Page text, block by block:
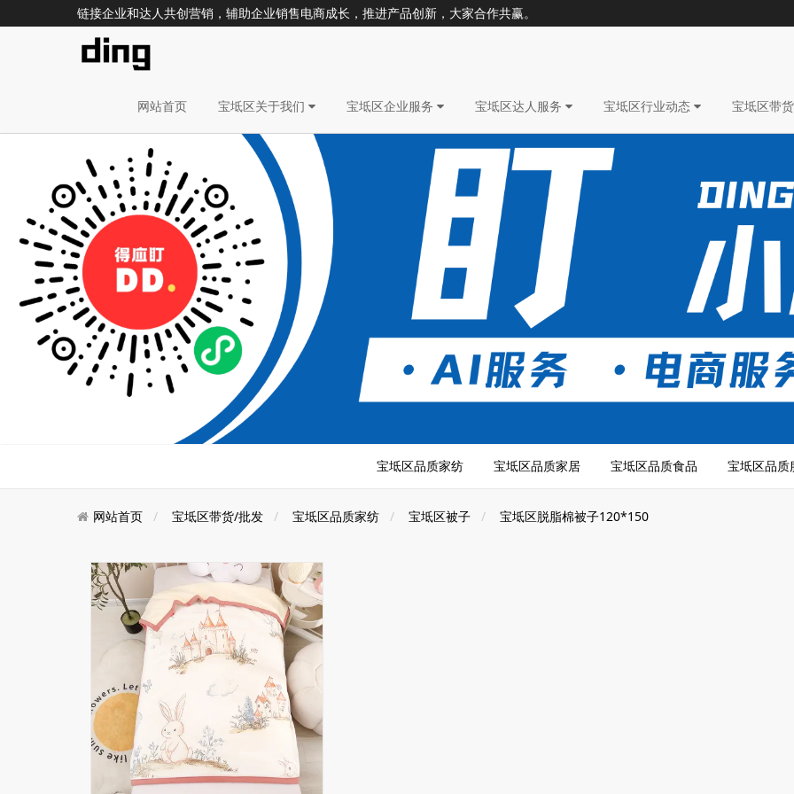
链接企业和达人共创营销，辅助企业销售电商成长，推进产品创新，大家合作共赢。
网站首页 宝坻区关于我们 宝坻区企业服务 宝坻区达人服务 宝坻区行业动态 宝坻区带
宝坻区品质家纺 宝坻区品质家居 宝坻区品质食品 宝坻区品质
网站首页 宝坻区带货/批发 宝坻区品质家纺 宝坻区被子 宝坻区脱脂棉被子120*150